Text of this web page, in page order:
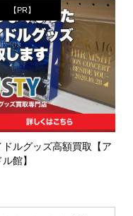
【PR】
ドルグッズ高額買取【ア
館】